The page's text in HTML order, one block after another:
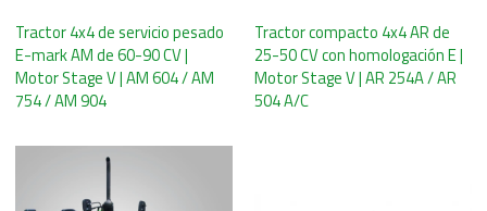
Tractor 4x4 de servicio pesado
E-mark AM de 60-90 CV |
Motor Stage V | AM 604 / AM
754 / AM 904
Tractor compacto 4x4 AR de
25-50 CV con homologación E |
Motor Stage V | AR 254A / AR
504 A/C